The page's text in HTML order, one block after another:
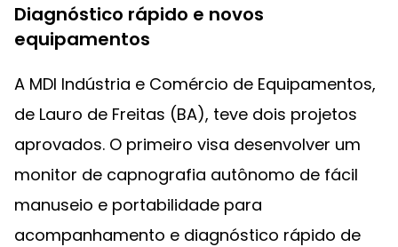
Diagnóstico rápido e novos
equipamentos
A MDI Indústria e Comércio de Equipamentos,
de Lauro de Freitas (BA), teve dois projetos
aprovados. O primeiro visa desenvolver um
monitor de capnografia autônomo de fácil
manuseio e portabilidade para
acompanhamento e diagnóstico rápido de